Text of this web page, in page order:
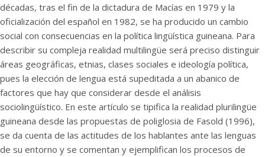
décadas, tras el fin de la dictadura de Macías en 1979 y la
oficialización del español en 1982, se ha producido un cambio
social con consecuencias en la política lingüística guineana. Para
describir su compleja realidad multilingüe será preciso distinguir
áreas geográficas, etnias, clases sociales e ideología política,
pues la elección de lengua está supeditada a un abanico de
factores que hay que considerar desde el análisis
sociolingüístico. En este artículo se tipifica la realidad plurilingüe
guineana desde las propuestas de poliglosia de Fasold (1996),
se da cuenta de las actitudes de los hablantes ante las lenguas
de su entorno y se comentan y ejemplifican los procesos de